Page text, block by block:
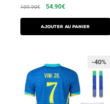
109.90€ 54.90€
AJOUTER AU PANIER
-40%